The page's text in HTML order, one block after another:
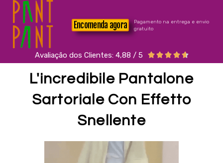
Encomenda agora
Pagamento na entrega e envio
gratuito
Avaliação dos Clientes: 4,88 / 5     
L'incredibile Pantalone
Sartoriale Con Effetto
Snellente